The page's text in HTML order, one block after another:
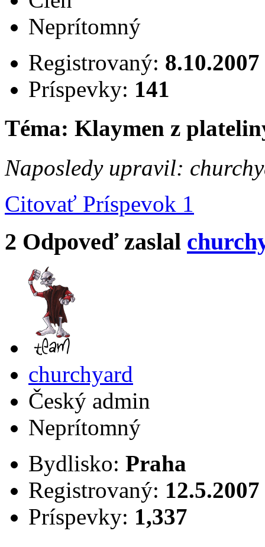
Neprítomný
Registrovaný: 8.10.2007
Príspevky: 141
Téma: Klaymen z
Naposledy upravil:
Citovať Príspevok 1
2 Odpoveď zaslal
churchyard
Český admin
Neprítomný
Bydlisko: Praha
Registrovaný: 12.5.2007
Príspevky: 1,337